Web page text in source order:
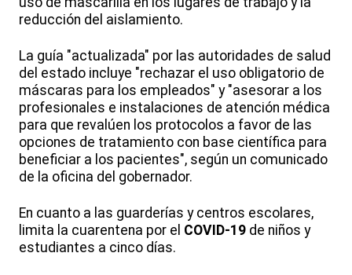
reducción del aislamiento.
La guía "actualizada" por las autoridades de salud
del estado incluye "rechazar el uso obligatorio de
máscaras para los empleados" y "asesorar a los
profesionales e instalaciones de atención médica
para que revalúen los protocolos a favor de las
opciones de tratamiento con base científica para
beneficiar a los pacientes", según un comunicado
de la oficina del gobernador.
En cuanto a las guarderías y centros escolares,
limita la cuarentena por el COVID-19 de niños y
estudiantes a cinco días.